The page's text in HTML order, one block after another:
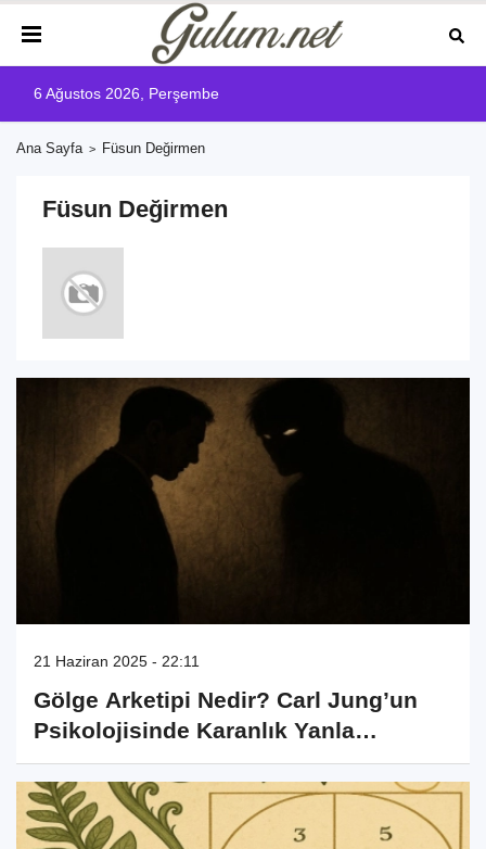
6 Ağustos 2026, Perşembe
Ana Sayfa Füsun Değirmen
Füsun Değirmen
21 Haziran 2025 - 22:11
Gölge Arketipi Nedir? Carl Jung’un
Psikolojisinde Karanlık Yanla
Yüzleşmek